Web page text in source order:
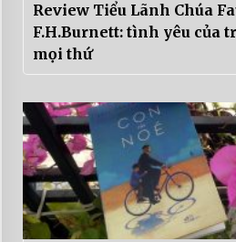
Review Tiểu Lãnh Chúa
F.H.Burnett: tình yêu của
mọi thứ